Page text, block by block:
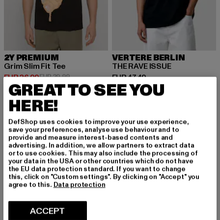
2Y PREMIUM
Grim Slim Fit Tee
EUR 26,99
Huidige prijs: EUR 26,99
EUR 29,99Actieprijs: EUR 29,99
VERTERE BERLIN
THE RAVE ISSUE
EUR 47,49
Huidige prijs: EUR 47,49
GREAT TO SEE YOU
HERE!
DefShop uses cookies to improve your use experience,
save your preferences, analyse use behaviour and to
provide and measure interest-based contents and
advertising. In addition, we allow partners to extract data
or to use cookies. This may also include the processing of
your data in the USA or other countries which do not have
the EU data protection standard. If you want to change
this, click on "Custom settings". By clicking on "Accept" you
agree to this. Data protection
ACCEPT